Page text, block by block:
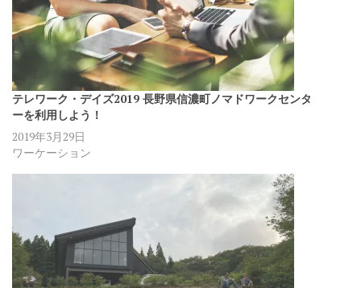
テレワーク・デイズ2019 長野県信濃町ノマドワークセンタ
ーを利用しよう！
2019年3月29日
ワーケーション